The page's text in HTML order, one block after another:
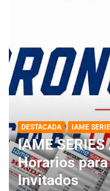
DESTACADA IAME
IAME
Horarios
Invitados